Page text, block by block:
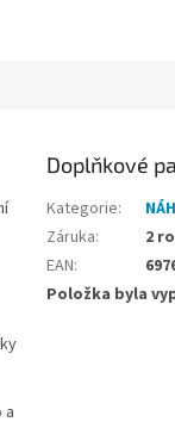
a
Doplňkové
Kategorie:
Záruka:
2
EAN:
Položka byla